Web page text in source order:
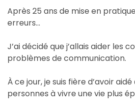
Après 25 ans de mise en
erreurs…
J’ai décidé que j’allais aider les
problèmes de communication.
À ce jour, je suis fière d’avoir
personnes à vivre une vie plus